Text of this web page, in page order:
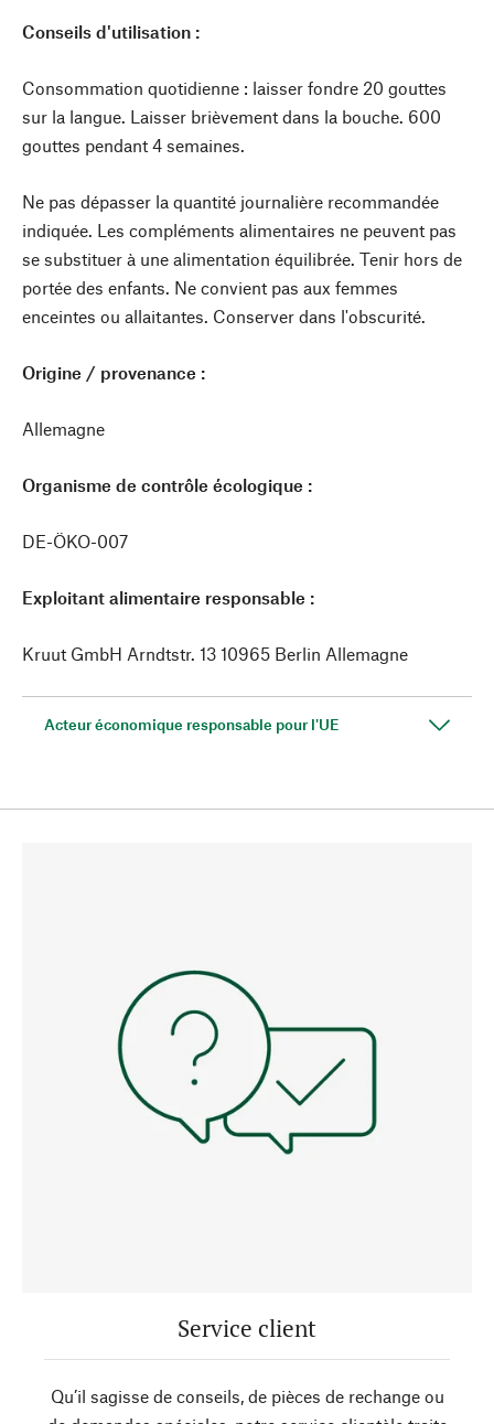
Conseils d'utilisation :
Consommation quotidienne : laisser fondre 20 gouttes
sur la langue. Laisser brièvement dans la bouche. 600
gouttes pendant 4 semaines.
Ne pas dépasser la quantité journalière recommandée
indiquée. Les compléments alimentaires ne peuvent pas
se substituer à une alimentation équilibrée. Tenir hors de
portée des enfants. Ne convient pas aux femmes
enceintes ou allaitantes. Conserver dans l'obscurité.
Origine / provenance :
Allemagne
Organisme de contrôle écologique :
DE-ÖKO-007
Exploitant alimentaire responsable :
Kruut GmbH Arndtstr. 13 10965 Berlin Allemagne
Acteur économique responsable pour l'UE
Service client
Qu’il sagisse de conseils, de pièces de rechange ou